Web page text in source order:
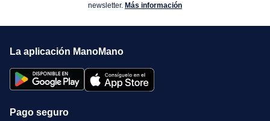
newsletter. Más información
La aplicación ManoMano
Pago seguro